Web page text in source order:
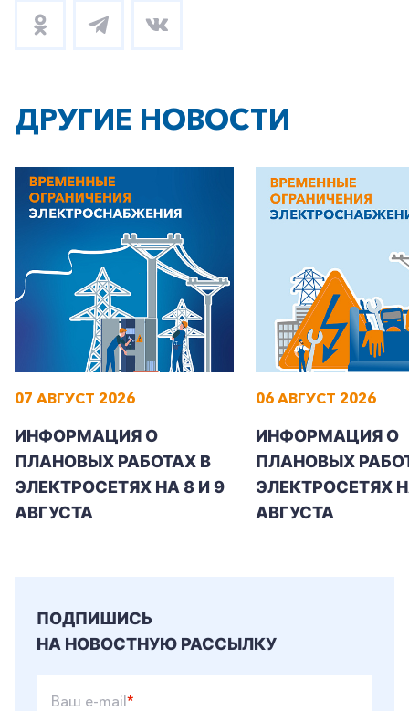
Частным клиентам
Корпоративным клиентам
ДРУГИЕ НОВОСТИ
07 АВГУСТ 2026
ИНФОРМАЦИЯ О
ПЛАНОВЫХ РАБОТАХ В
ЭЛЕКТРОСЕТЯХ НА 8 И 9
АВГУСТА
06 АВГУСТ 2026
ИНФОРМАЦИЯ О
ПЛАНОВЫХ
ЭЛЕКТРОСЕТЯХ
АВГУСТА
ПОДПИШИСЬ
НА НОВОСТНУЮ РАССЫЛКУ
Ваш e-mail*